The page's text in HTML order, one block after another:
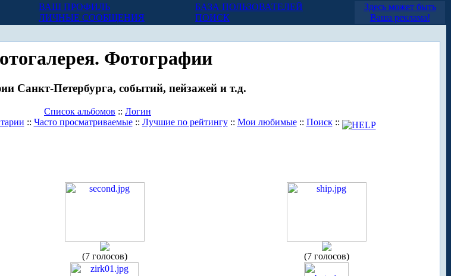
ВАШ ПРОФИЛЬ
ЛИЧНЫЕ СООБЩЕНИЯ
БАЗА ПОЛЬЗОВАТЕЛЕЙ
ПОИСК
Здесь может быть
Ваша реклама!
Фотографии
Санкт-Петербурга, событий, пейзажей и т.д.
Список альбомов :: Логин
:: Часто просматриваемые:: Лучшие по рейтингу:: Мои любимые:: Поиск::
(7 голосов) (7 голосов)